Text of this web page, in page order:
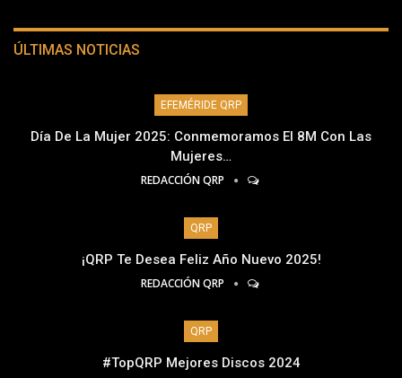
ÚLTIMAS NOTICIAS
EFEMÉRIDE QRP
Día De La Mujer 2025: Conmemoramos El 8M Con Las
Mujeres…
REDACCIÓN QRP
QRP
¡QRP Te Desea Feliz Año Nuevo 2025!
REDACCIÓN QRP
QRP
#TopQRP Mejores Discos 2024